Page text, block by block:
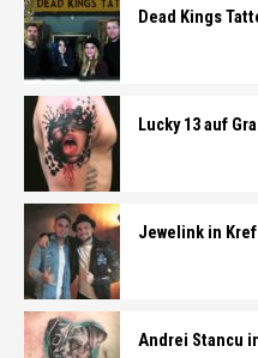
Dead Kings
Lucky 13 auf
Jewelink in
Andrei Stancu